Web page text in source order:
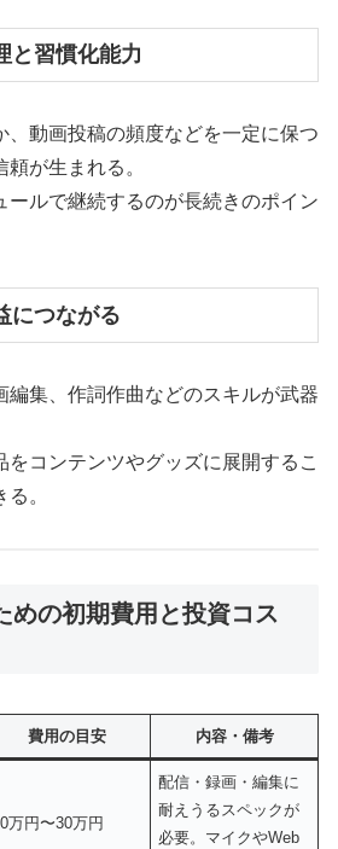
と習慣化能力
、動画投稿の頻度などを一定に保つ
が生まれる。
ールで継続するのが長続きのポイン
につながる
編集、作詞作曲などのスキルが武器
をコンテンツやグッズに展開するこ
。
めの初期費用と投資コス
費用の目安 内容・備考
万円〜30万円
配信・録画・編集に
耐えうるスペックが
必要。マイクやWeb